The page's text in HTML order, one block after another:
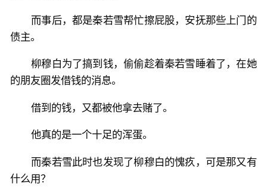
而事后，都是秦若雪帮忙擦屁股，安抚那些上门的
债主。
柳穆白为了搞到钱，偷偷趁着秦若雪睡着了，在她
的朋友圈发借钱的消息。
借到的钱，又都被他拿去赌了。
他真的是一个十足的浑蛋。
而秦若雪此时也发现了柳穆白的愧疚，可是那又有
什么用？